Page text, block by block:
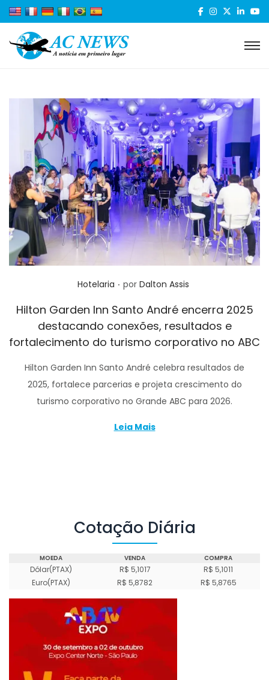
Posted in
Hotelaria . por Dalton Assis
Hilton Garden Inn Santo André encerra 2025
destacando conexões, resultados e
fortalecimento do turismo corporativo no ABC
Hilton Garden Inn Santo André celebra resultados de
2025, fortalece parcerias e projeta crescimento do
turismo corporativo no Grande ABC para 2026.
Leia Mais
Cotação Diária
MOEDA VENDA COMPRA
Dólar(PTAX) R$ 5,1017
R$ 5,1011
Euro(PTAX)
R$ 5,8782 R$ 5,8765